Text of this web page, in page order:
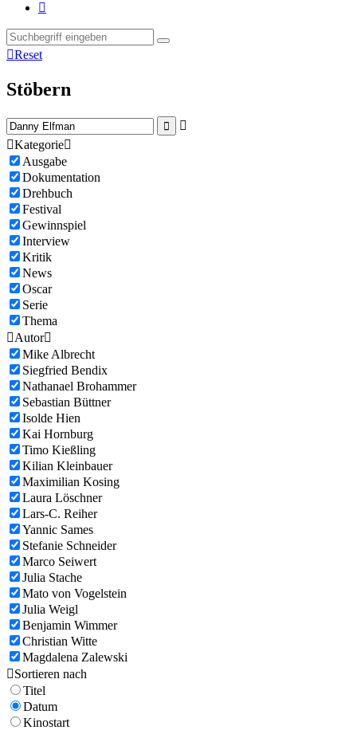

Reset
Stöbern


Kategorie
Ausgabe
Dokumentation
Drehbuch
Festival
Gewinnspiel
Interview
Kritik
News
Oscar
Serie
Thema
Autor
Mike Albrecht
Siegfried Bendix
Nathanael Brohammer
Sebastian Büttner
Isolde Hien
Kai Hornburg
Timo Kießling
Kilian Kleinbauer
Maximilian Kosing
Laura Löschner
Lars-C. Reiher
Yannic Sames
Stefanie Schneider
Marco Seiwert
Julia Stache
Mato von Vogelstein
Julia Weigl
Benjamin Wimmer
Christian Witte
Magdalena Zalewski
Sortieren nach
Titel
Datum
Kinostart